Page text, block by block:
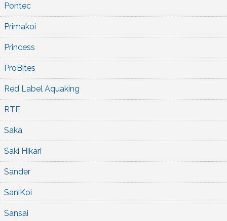
Pontec
Primakoi
Princess
ProBites
Red Label Aquaking
RTF
Saka
Saki Hikari
Sander
SaniKoi
Sansai